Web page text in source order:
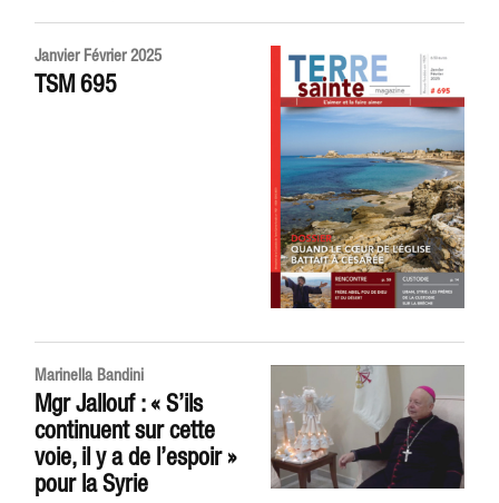
Janvier Février 2025
TSM 695
Marinella Bandini
Mgr Jallouf : « S’ils
continuent sur cette
voie, il y a de l’espoir »
pour la Syrie